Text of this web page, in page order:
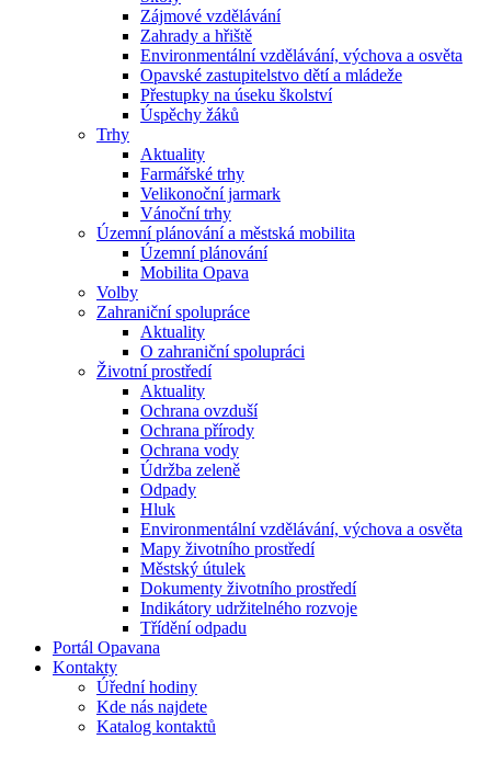
Zájmové vzdělávání
Zahrady a hřiště
Environmentální vzdělávání, výchova a osvěta
Opavské zastupitelstvo dětí a mládeže
Přestupky na úseku školství
Úspěchy žáků
Trhy
Aktuality
Farmářské trhy
Velikonoční jarmark
Vánoční trhy
Územní plánování a městská mobilita
Územní plánování
Mobilita Opava
Volby
Zahraniční spolupráce
Aktuality
O zahraniční spolupráci
Životní prostředí
Aktuality
Ochrana ovzduší
Ochrana přírody
Ochrana vody
Údržba zeleně
Odpady
Hluk
Environmentální vzdělávání, výchova a osvěta
Mapy životního prostředí
Městský útulek
Dokumenty životního prostředí
Indikátory udržitelného rozvoje
Třídění odpadu
Portál Opavana
Kontakty
Úřední hodiny
Kde nás najdete
Katalog kontaktů